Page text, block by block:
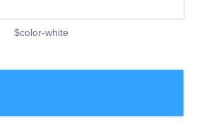
$color-white